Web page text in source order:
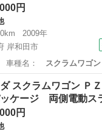
円
2009年
岸和田市
車種名： スクラムワゴン
その他
スクラムワゴン Ｐ
ッケージ 両側電動
円